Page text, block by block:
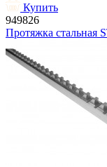
Купить
949826
Протяжка стальная